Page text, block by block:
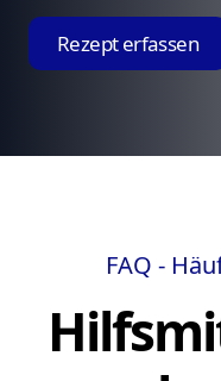
Rezept erfassen
FAQ -